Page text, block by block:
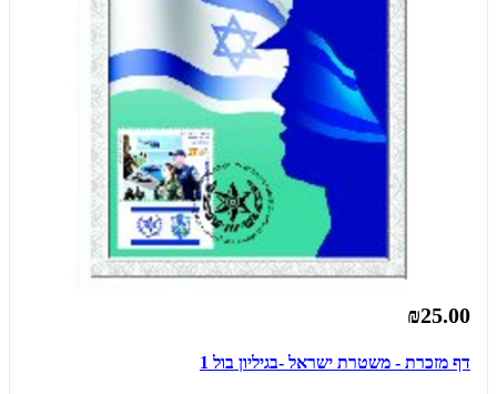
₪25.00
דף מזכרת - משטרת ישראל -בגיליון בול 1